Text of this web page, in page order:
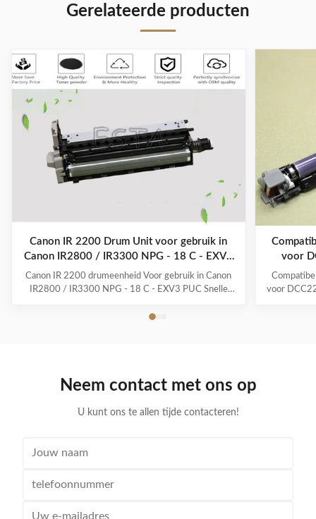
Gerelateerde producten
Canon IR 2200 Drum Unit voor gebruik in
Canon IR2800 / IR3300 NPG - 18 C - EXV3
PUC
Canon IR 2200 drumeenheid Voor gebruik in Canon
IR2800 / IR3300 NPG - 18 C - EXV3 PUC Snelle
zwart Printerfamilie: iR-serie Adviesprijs: Nee
voor
voor
Neem contact met ons op
U kunt ons te allen tijde contacteren!